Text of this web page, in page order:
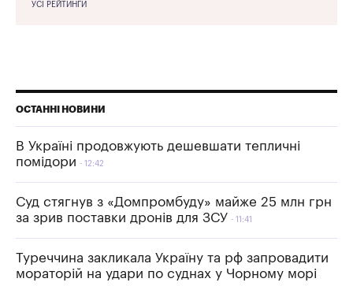
УСІ РЕЙТИНГИ
ОСТАННІ НОВИНИ
В Україні продовжують дешевшати тепличні
помідори
12:42
Суд стягнув з «Домпромбуду» майже 25 млн грн
за зрив поставки дронів для ЗСУ
11:41
Туреччина закликала Україну та рф запровадити
мораторій на удари по суднах у Чорному морі